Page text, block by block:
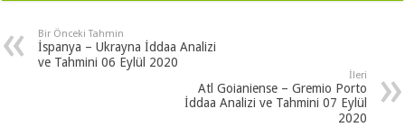
Bir Önceki Tahmin
İspanya – Ukrayna İddaa Analizi
ve Tahmini 06 Eylül 2020
İleri
Atl Goianiense – Gremio Porto
İddaa Analizi ve Tahmini 07 Eylül
2020